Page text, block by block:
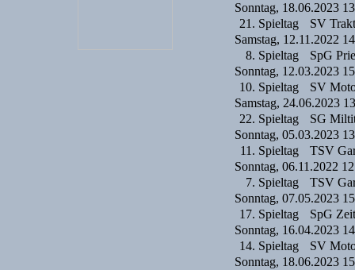
Sonntag, 18.06.2023
21. Spieltag
SV
Samstag, 12.11.2022
8. Spieltag
SpG
Sonntag, 12.03.2023
10. Spieltag
SV
Samstag, 24.06.2023
22. Spieltag
SG
Sonntag, 05.03.2023
11. Spieltag
TSV
Sonntag, 06.11.2022
7. Spieltag
TSV
Sonntag, 07.05.2023
17. Spieltag
SpG
Sonntag, 16.04.2023
14. Spieltag
SV
Sonntag, 18.06.2023